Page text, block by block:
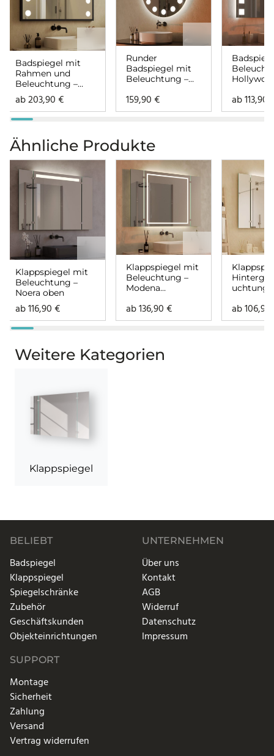
Badspiegel mit
Rahmen und
Beleuchtung –
Hollywood links
rechts
ab203,90€
Runder
Badspiegel mit
Beleuchtung –
159,90€ ab113,90
Ähnliche Produkte
Klappspiegel mit
Beleuchtung –
Noera oben
ab116,90€
Klappspiegel mit
Beleuchtung –
Modena
ab136,90€
uchtung
ab106,90
Weitere Kategorien
Klappspiegel
BELIEBT
Badspiegel
Klappspiegel
Spiegelschränke
Zubehör
Geschäftskunden
Objekteinrichtungen
UNTERNEHMEN
Über uns
Kontakt
AGB
Widerruf
Datenschutz
Impressum
SUPPORT
Montage
Sicherheit
Zahlung
Versand
Vertrag widerrufen